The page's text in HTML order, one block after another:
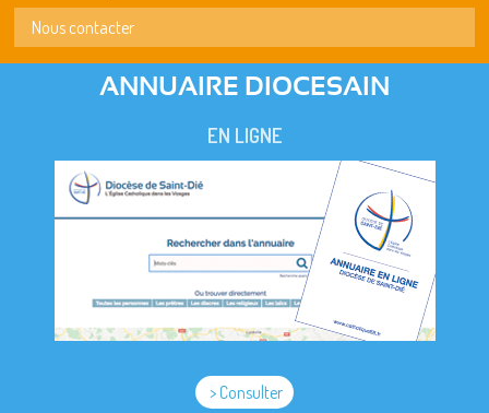
Nous contacter
ANNUAIRE DIOCESAIN
EN LIGNE
> Consulter